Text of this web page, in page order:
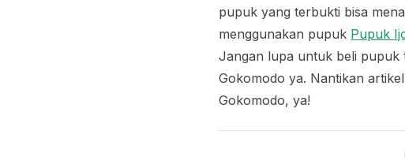
pupuk yang terbukti bisa
menggunakan pupuk Pupuk
Jangan lupa untuk beli pupuk
Gokomodo ya. Nantikan
Gokomodo, ya!